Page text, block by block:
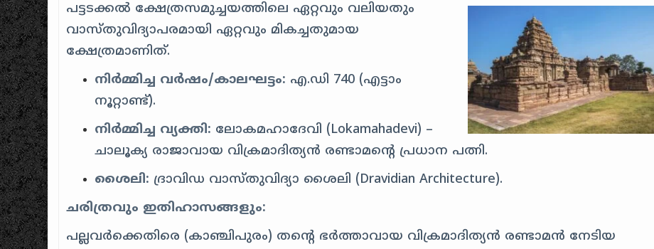
പട്ടടക്കൽ ക്ഷേത്രസമുച്ചയത്തിലെ ഏറ്റവും വലിയതും
വാസ്തുവിദ്യാപരമായി ഏറ്റവും മികച്ചതുമായ
ക്ഷേത്രമാണിത്.
നിർമ്മിച്ച വർഷം/കാലഘട്ടം: എ.ഡി 740 (എട്ടാം
നൂറ്റാണ്ട്).
നിർമ്മിച്ച വ്യക്തി: ലോകമഹാദേവി (Lokamahadevi) –
ചാലൂക്യ രാജാവായ വിക്രമാദിത്യൻ രണ്ടാമന്റെ പ്രധാന പത്നി.
ശൈലി: ദ്രാവിഡ വാസ്തുവിദ്യാ ശൈലി (Dravidian Architecture).
ചരിത്രവും ഇതിഹാസങ്ങളും:
പല്ലവർക്കെതിരെ (കാഞ്ചിപുരം) തന്റെ ഭർത്താവായ വിക്രമാദിത്യൻ രണ്ടാമൻ നേടിയ